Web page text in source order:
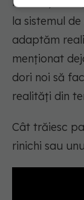
la sistemul
adaptăm
menționat
dori noi să
realități din
Cât trăiesc
rinichi sau